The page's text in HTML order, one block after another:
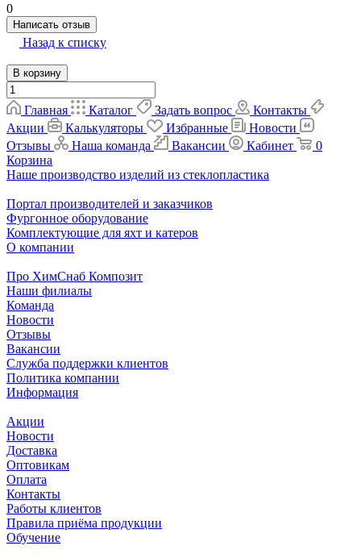
0
Написать отзыв
Назад к списку
В корзину
Главная Каталог Задать вопрос
Контакты
Акции
Калькуляторы Избранные
Новости
Отзывы
Наша команда Вакансии Кабинет
0
Корзина
Наше производство изделий из стеклопластика
Портал производителей и заказчиков
Фургонное оборудование
Комплектующие для яхт и катеров
О компании
Про ХимСнаб Композит
Наши филиалы
Команда
Новости
Отзывы
Вакансии
Служба поддержки клиентов
Политика компании
Информация
Акции
Новости
Доставка
Оптовикам
Оплата
Контакты
Работы клиентов
Правила приёма продукции
Обучение